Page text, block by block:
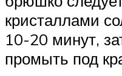
кристаллами
10-20 минут,
промыть под